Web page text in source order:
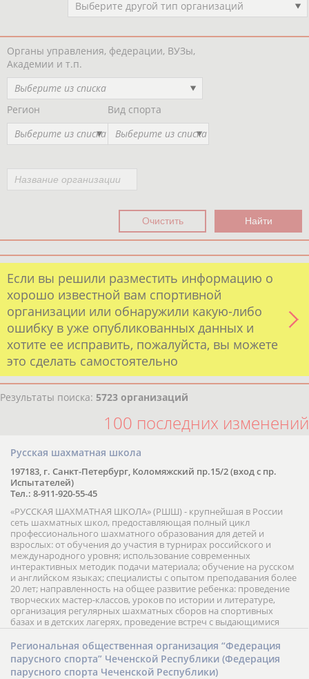
Выберите другой тип организаций
Органы управления, федерации, ВУЗы,
Академии и т.п.
Выберите из списка
Регион
Выберите из списка
Вид спорта
Выберите из списка
Если вы решили разместить информацию о
хорошо известной вам спортивной
организации или обнаружили какую-либо
ошибку в уже опубликованных данных и
хотите ее исправить, пожалуйста, вы можете
это сделать самостоятельно
Результаты поиска: 5723 организаций
100 последних изменений
Русская шахматная школа
197183, г. Санкт-Петербург, Коломяжский пр.15/2 (вход с пр.
Испытателей)
Тел.: 8-911-920-55-45
«РУССКАЯ ШАХМАТНАЯ ШКОЛА» (РШШ) - крупнейшая в России
сеть шахматных школ, предоставляющая полный цикл
профессионального шахматного образования для детей и
взрослых: от обучения до участия в турнирах российского и
международного уровня; использование современных
интерактивных методик подачи материала; обучение на русском
и английском языках; специалисты с опытом преподавания более
20 лет; направленность на общее развитие ребенка: проведение
творческих мастер-классов, уроков по истории и литературе,
организация регулярных шахматных сборов на спортивных
базах и в детских лагерях, проведение встреч с выдающимися
шахматистами; корпоративное обучение; онлайн обучение в
форме вебинаров и индивидуальных занятий, круглые столы
российских и международных тренеров, организация фестивалей;
онлайн трансляция мероприятий и турниров.
Региональная общественная организация “Федерация
парусного спорта” Чеченской Республики (Федерация
парусного спорта Чеченской Республики)